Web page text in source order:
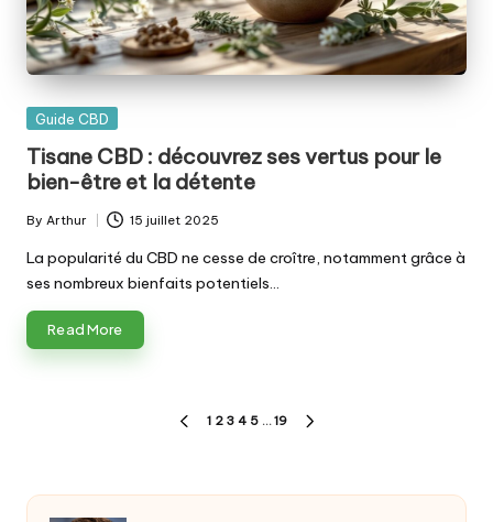
Posted
Guide CBD
Tisane CBD : découvrez ses vertus pour le
bien-être et la détente
Posted
by
By Arthur 15 juillet 2025
La popularité du CBD ne cesse de croître, notamment grâce à
ses nombreux bienfaits potentiels…
Read More
Pagination
publications
PREVIOUS
1 2 3 4 5 … 19